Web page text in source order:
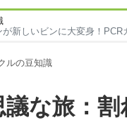
新しいビンに大変身！PCR
ルの豆知識
な旅：